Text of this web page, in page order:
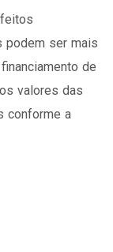
podem ser mais
de
valores das
conforme a